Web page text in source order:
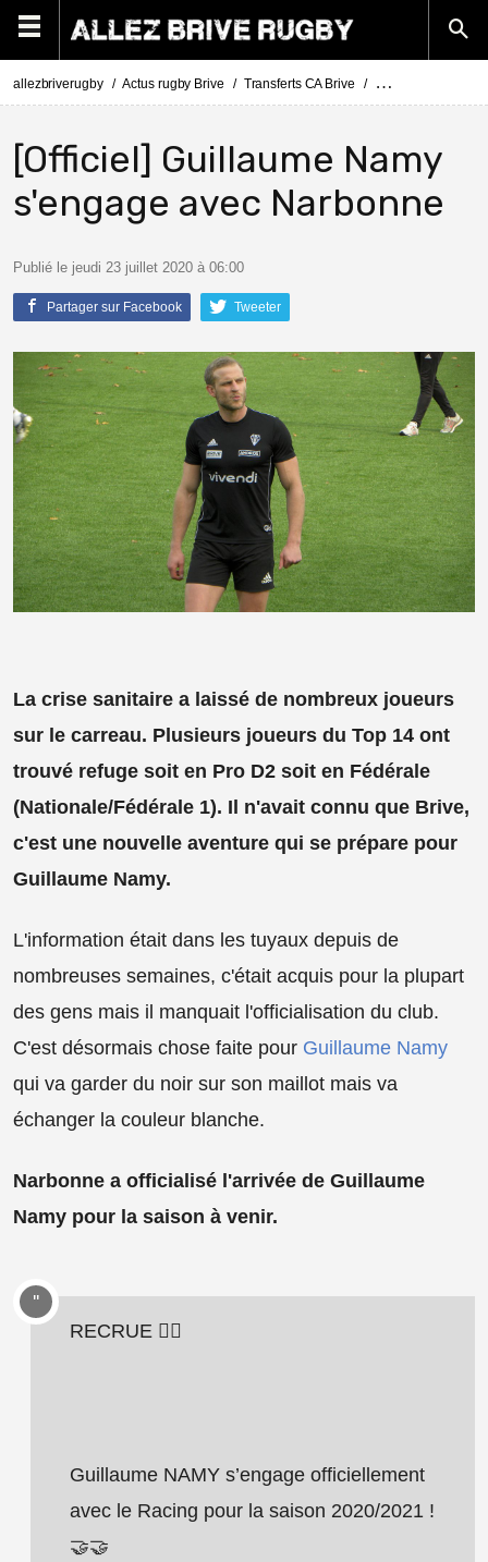
allezbriverugby Actus rugby Brive Transferts CA Brive Actus Transferts
[Officiel] Guillaume Namy
s'engage avec Narbonne
Publié le jeudi 23 juillet 2020 à 06:00
Partager sur Facebook Tweeter
La crise sanitaire a laissé de nombreux joueurs
sur le carreau. Plusieurs joueurs du Top 14 ont
trouvé refuge soit en Pro D2 soit en Fédérale
(Nationale/Fédérale 1). Il n'avait connu que Brive,
c'est une nouvelle aventure qui se prépare pour
Guillaume Namy.
L'information était dans les tuyaux depuis de
nombreuses semaines, c'était acquis pour la plupart
des gens mais il manquait l'officialisation du club.
C'est désormais chose faite pour Guillaume Namy
qui va garder du noir sur son maillot mais va
échanger la couleur blanche.
Narbonne a officialisé l'arrivée de Guillaume
Namy pour la saison à venir.
RECRUE ✍🏻
Guillaume NAMY s’engage officiellement
avec le Racing pour la saison 2020/2021 !
🤝🤝